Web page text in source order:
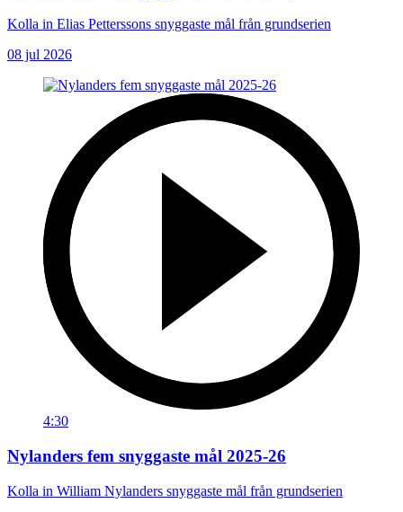
Kolla in Elias Petterssons snyggaste mål från grundserien
08 jul 2026
4:30
Nylanders fem snyggaste mål 2025-26
Kolla in William Nylanders snyggaste mål från grundserien